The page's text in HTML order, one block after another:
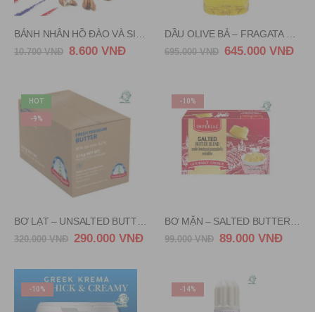
10.700VNĐ 8.600 VNĐ 695.000VNĐ 645.000 VNĐ
HOT
-9%
BƠ LẠT – UNSALTED BUTTER MOLKEREI AMMERLAND GERMANY 25KG
320.000VNĐ 290.000 VNĐ
-10%
BƠ MẶN – SALTED BUTTER IMPERIAL THAI LAND 227G
99.000VNĐ 89.000 VNĐ
-10% -14%